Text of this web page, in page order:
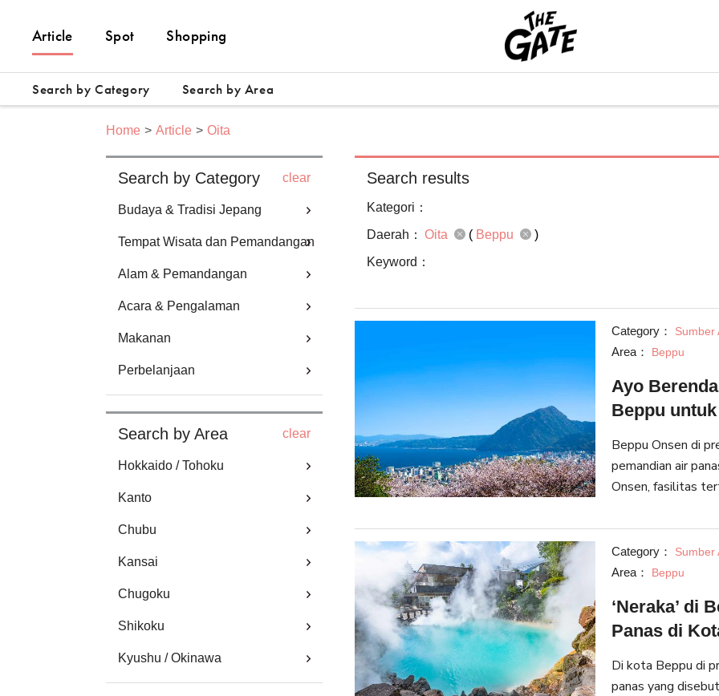
Article Spot Shopping
Search by Category Search by Area
Home Article Oita
Search by Category clear
Budaya & Tradisi Jepang
Tempat Wisata dan Pemandangan
Alam & Pemandangan
Acara & Pengalaman
Makanan
Perbelanjaan
Search by Area clear
Hokkaido / Tohoku
Kanto
Chubu
Kansai
Chugoku
Shikoku
Kyushu / Okinawa
Search results
Kategori：
Daerah： Oita ( Beppu
)
Keyword：
Category： Sumber
Area： Beppu
Ayo
Beppu untuk
Beppu Onsen di
pemandian air
Onsen, fasilitas
dan juga turis
yang m
Category： Sumber
Area： Beppu
‘Neraka’ di
Panas di
Di kota Beppu di
panas yang